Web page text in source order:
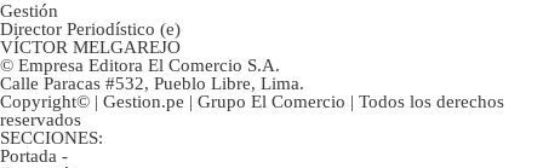
Gestión
Director Periodístico (e)
VÍCTOR MELGAREJO
© Empresa Editora El Comercio S.A.
Calle Paracas #532, Pueblo Libre, Lima.
Copyright© | Gestion.pe | Grupo El Comercio | Todos los derechos
reservados
SECCIONES:
Portada -